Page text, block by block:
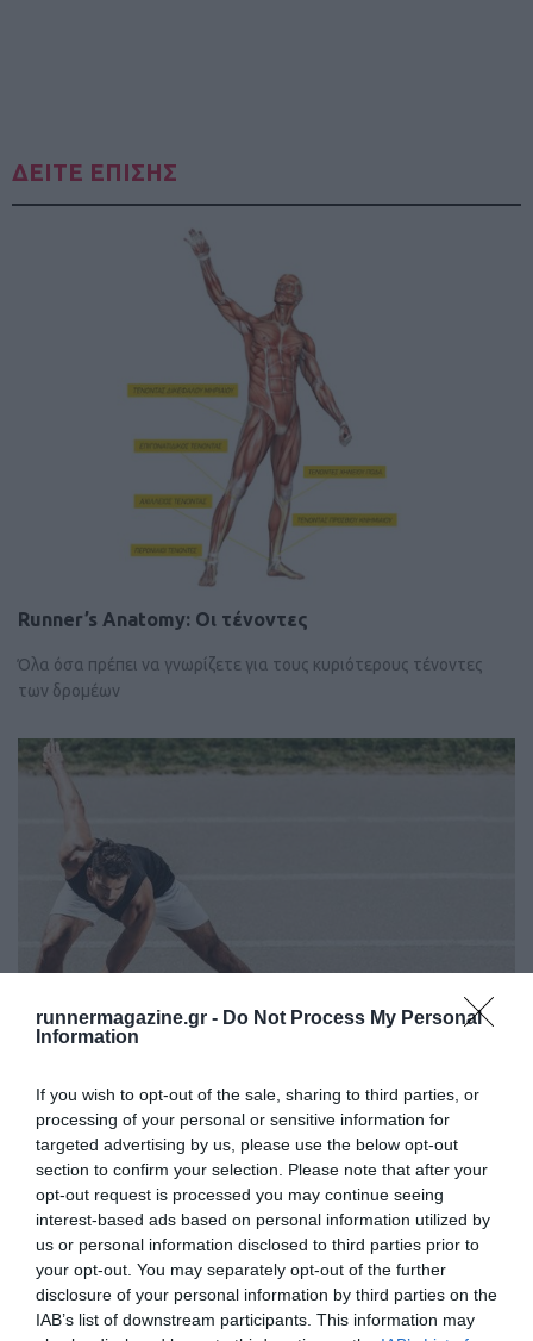
runnermagazine.gr - Do Not Process My Personal
Information
If you wish to opt-out of the sale, sharing to third parties, or
processing of your personal or sensitive information for
targeted advertising by us, please use the below opt-out
section to confirm your selection. Please note that after your
opt-out request is processed you may continue seeing
interest-based ads based on personal information utilized by
us or personal information disclosed to third parties prior to
your opt-out. You may separately opt-out of the further
disclosure of your personal information by third parties on the
IAB’s list of downstream participants. This information may
ΔΕΙΤΕ ΕΠΙΣΗΣ
Runner’s Anatomy: Οι τένοντες
Όλα όσα πρέπει να γνωρίζετε για τους κυριότερους τένοντες
των δρομέων
Τι είναι το μυϊκό σφίξιμο;
Tι ακριβώς είναι αυτό που αισθανόμαστε, γιατί συμβαίνει και
πώς αντιμετωπίζεται;